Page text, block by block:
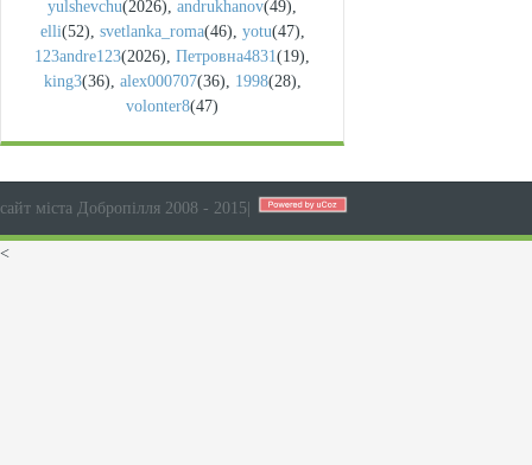
yulshevchu(2026), andrukhanov(49),
elli(52), svetlanka_roma(46), yotu(47),
123andre123(2026), Петровна4831(19),
king3(36), alex000707(36), 1998(28),
volonter8(47)
сайт міста Добропілля 2008 - 2015
<